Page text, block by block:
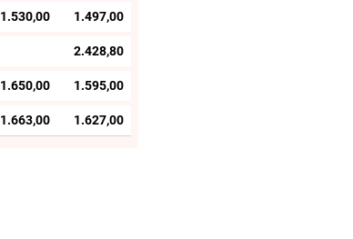
1.530,00 1.497,00
2.428,80
1.650,00 1.595,00
1.663,00 1.627,00